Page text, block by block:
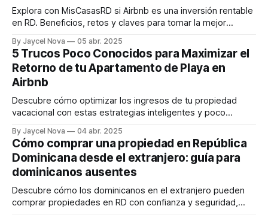
Explora con MisCasasRD si Airbnb es una inversión rentable
en RD. Beneficios, retos y claves para tomar la mejor
By Jaycel Nova 05 abr. 2025
5 Trucos Poco Conocidos para Maximizar el
Retorno de tu Apartamento de Playa en
Airbnb
Descubre cómo optimizar los ingresos de tu propiedad
vacacional con estas estrategias inteligentes y poco
By Jaycel Nova 04 abr. 2025
Cómo comprar una propiedad en República
Dominicana desde el extranjero: guía para
dominicanos ausentes
Descubre cómo los dominicanos en el extranjero pueden
comprar propiedades en RD con confianza y seguridad,